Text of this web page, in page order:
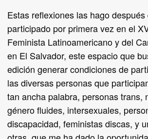
Estas reflexiones las hago
participado por primera vez en el
Feminista Latinoamericano y del
en El Salvador, este espacio que
edición generar condiciones de
las diversas personas que
tan ancha palabra, personas trans,
género fluides, intersexuales,
discapacidad, feministas discas, y